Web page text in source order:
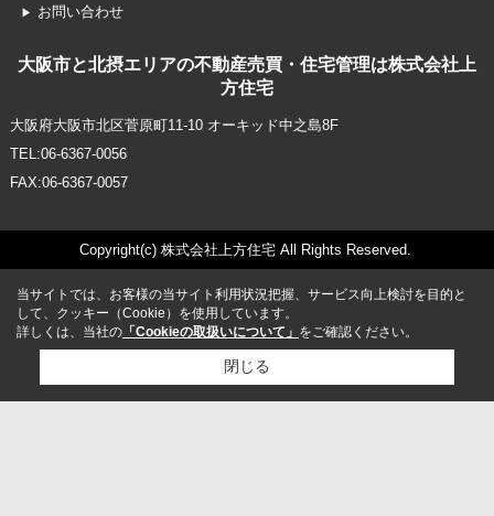
お問い合わせ
大阪市と北摂エリアの不動産売買・住宅管理は株式会社上
方住宅
大阪府大阪市北区菅原町11-10 オーキッド中之島8F
TEL:06-6367-0056
FAX:06-6367-0057
Copyright(c) 株式会社上方住宅 All Rights Reserved.
当サイトでは、お客様の当サイト利用状況把握、サービス向上検討を目的と
して、クッキー（Cookie）を使用しています。
詳しくは、当社の 「Cookieの取扱いについて」 をご確認ください。
閉じる